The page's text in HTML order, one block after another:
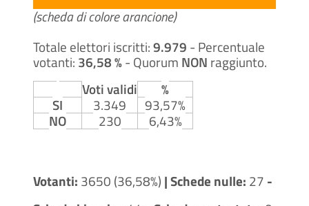
(scheda di colore arancione)
Totale elettori iscritti:9.979 - Percentuale
votanti: 36,58 %- Quorum NON raggiunto.
Voti validi
%
SI
3.349
93,57%
NO
230 6,43%
Votanti: 3650 (36,58%) | Schede nulle: 27 -